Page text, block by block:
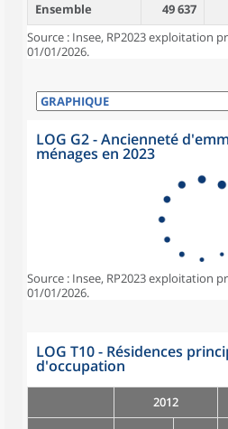
Ensemble
49 637
Source : Insee, RP2023 exploitation
01/01/2026.
LOG G2 - Ancienneté
ménages en 2023
Source : Insee, RP2023 exploitation
01/01/2026.
LOG T10 - Résidences
d'occupation
2012